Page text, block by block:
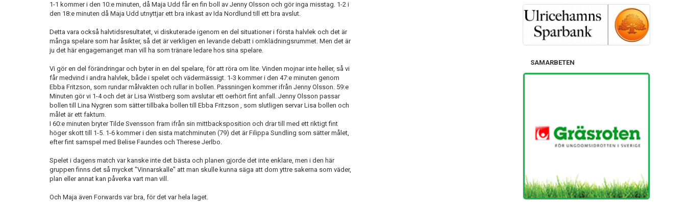
1-1 kommer i den 10:e minuten, då Maja Udd får en fin boll av Jenny Olsson och gör inga misstag. 1-2 i
den 18:e minuten då Maja Udd utnyttjar ett bra inkast av Ida Nordlund till ett bra avslut.
Detta vara också halvtidsresultatet, vi diskuterade igenom en del situationer i första halvlek och det är
många spelare som har åsikter, så det är verkligen en levande debatt i omklädningsrummet. Men det är
ju det här engagemanget man vill ha som tränare ledare hos sina spelare.
Vi gör en del förändringar och byter in en del spelare, för att röra om lite. Vinden mojnar inte heller, så vi
får medvind i andra halvlek, både i spelet och vädermässigt. 1-3 kommer i den 47:e minuten genom
Ebba Fritzson, som rundar målvakten och rullar in bollen. Passningen kommer ifrån Jenny Olsson. 59:e
Minuten gör vi 1-4 och det är Lisa Wistberg som avslutar ett oerhört fint anfall. Jenny Olsson passar
bollen till Lina Nygren som sätter tillbaka bollen till Ebba Fritzson , som slutligen servar Lisa bollen och
målet är ett faktum.
I 60:e minuten bryter Tilde Svensson fram ifrån sin mittbacksposition och drar till med ett riktigt fint
höger skott till 1-5. 1-6 kommer i den sista matchminuten (79) det är Filippa Sundling som sätter målet,
efter fint samspel med Belise Faundes och Therese Jerlbo.
Spelet i dagens match var kanske inte det bästa och planen gjorde det inte enklare, men i den här
gruppen finns det så mycket "Vinnarskalle" att man skulle kunna säga att dom yttre sakerna som väder,
plan eller annat kan påverka vart man vill.
Och Maja även Forwards var bra, för det var hela laget.
SAMARBETEN